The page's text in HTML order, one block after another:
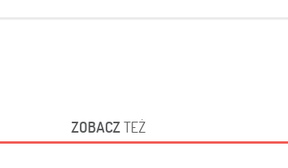
ZOBACZTEŻ